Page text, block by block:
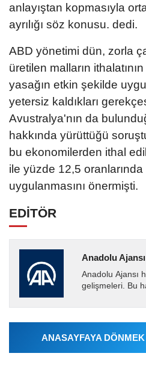
anlayıştan kopmasıyla
ayrılığı söz konusu. dedi.
ABD yönetimi dün, zorla
üretilen malların
yasağın etkin şekilde
yetersiz kaldıkları
Avustralya'nın da
hakkında yürüttüğü
bu ekonomilerden ithal
ile yüzde 12,5
uygulanmasını önermişti.
EDİTÖR
Anadolu Ajansı
Anadolu Ajansı
gelişmeleri. Bu
tarafından
ANASAYFAYA